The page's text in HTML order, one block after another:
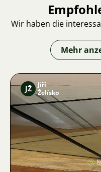
Wir haben die
Mehr
JŽ
Jiří
Želísko